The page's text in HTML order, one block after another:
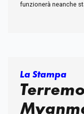
funzionerà neanche
La Stampa